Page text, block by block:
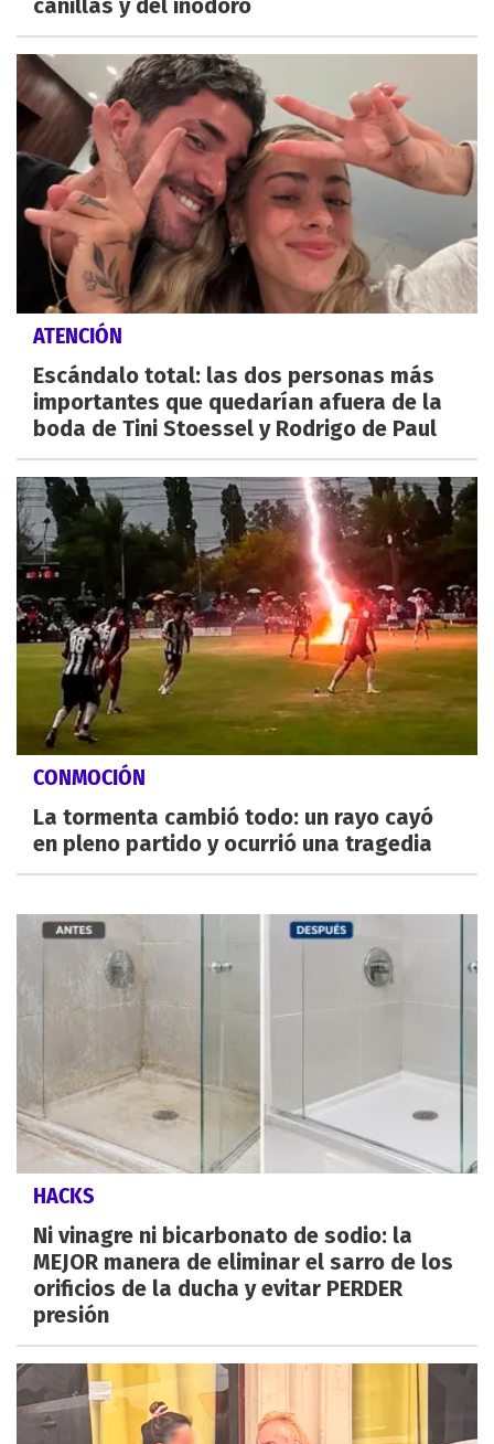
canillas y del inodoro
ATENCIÓN
Escándalo total: las dos personas más
importantes que quedarían afuera de la
boda de Tini Stoessel y Rodrigo de Paul
CONMOCIÓN
La tormenta cambió todo: un rayo cayó
en pleno partido y ocurrió una tragedia
HACKS
Ni vinagre ni bicarbonato de sodio: la
MEJOR manera de eliminar el sarro de los
orificios de la ducha y evitar PERDER
presión